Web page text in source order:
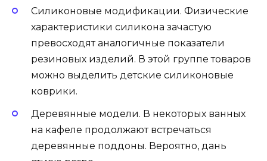
Силиконовые модификации. Физические
характеристики силикона зачастую
превосходят аналогичные показатели
резиновых изделий. В этой группе товаров
можно выделить детские силиконовые
коврики.
Деревянные модели. В некоторых ванных
на кафеле продолжают встречаться
деревянные поддоны. Вероятно, дань